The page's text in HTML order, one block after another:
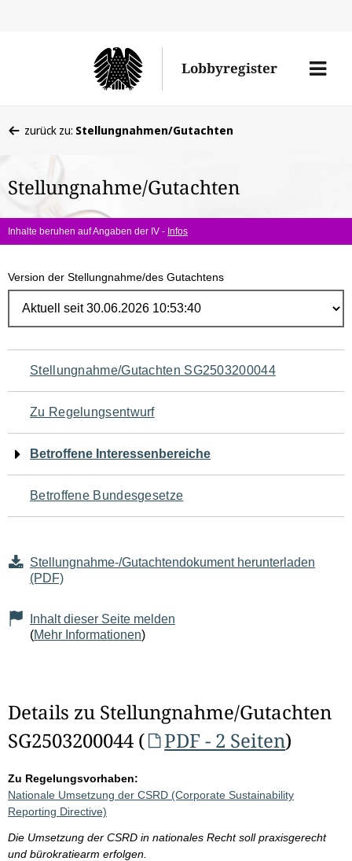
Lobbyregister
Menü
befinden
hier:
zurück zu: Stellungnahmen/Gutachten
Stellungnahme/Gutachten
Inhalte beruhen auf Angaben der IV - Infos
Version der Stellungnahme/des Gutachtens
Navigation
für
den
Seiteninhalt
Stellungnahme/Gutachten SG2503200044
Zu Regelungsentwurf
Betroffene Interessenbereiche
Betroffene Bundesgesetze
Stellungnahme-/Gutachtendokument herunterladen
(PDF)
Inhalt dieser Seite melden
(Mehr Informationen)
Details zu Stellungnahme/Gutachten
SG2503200044 (
PDF - 2 Seiten)
Zu Regelungsvorhaben:
Nationale Umsetzung der CSRD (Corporate Sustainability
Reporting Directive)
Die Umsetzung der CSRD in nationales Recht soll praxisgerecht
und bürokratiearm erfolgen.